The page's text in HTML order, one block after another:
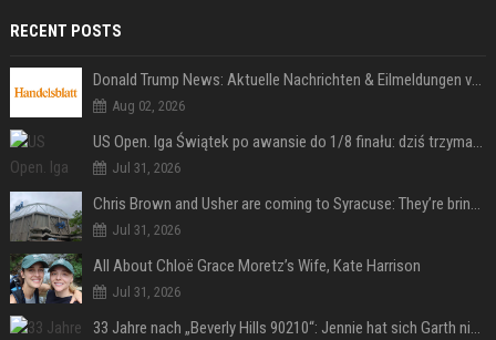
RECENT POSTS
Donald Trump News: Aktuelle Nachrichten & Eilmeldungen von heute zum US-Präsidenten.
Aug 02, 2026
US Open. Iga Świątek po awansie do 1/8 finału: dziś trzymałam poziom
Jul 31, 2026
Chris Brown and Usher are coming to Syracuse: They’re bringing lots of traffic with them
Jul 31, 2026
All About Chloë Grace Moretz’s Wife, Kate Harrison
Jul 31, 2026
33 Jahre nach „Beverly Hills 90210“: Jennie hat sich Garth nicht verändert